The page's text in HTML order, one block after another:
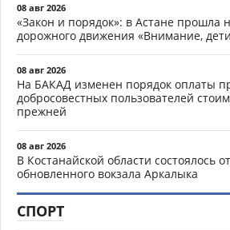
08 авг 2026
«Закон и порядок»: в Астане прошла
дорожного движения «Внимание,
08 авг 2026
На БАКАД изменен порядок оплаты
добросовестных пользователей
прежней
08 авг 2026
В Костанайской области состоялось
обновленного вокзала Аркалыка
СПОРТ